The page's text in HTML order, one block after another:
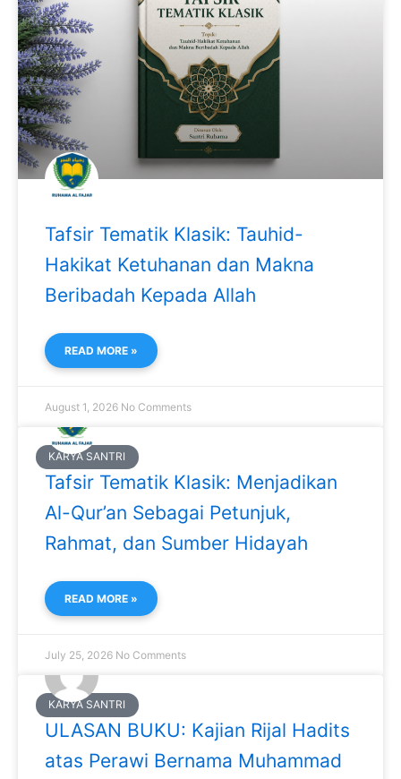
Tafsir Tematik Klasik: Tauhid-
Hakikat Ketuhanan dan Makna
Beribadah Kepada Allah
READ MORE »
August 1, 2026 No Comments
KARYA SANTRI
Tafsir Tematik Klasik: Menjadikan
Al-Qur’an Sebagai Petunjuk,
Rahmat, dan Sumber Hidayah
READ MORE »
July 25, 2026 No Comments
KARYA SANTRI
ULASAN BUKU: Kajian Rijal Hadits
atas Perawi Bernama Muhammad